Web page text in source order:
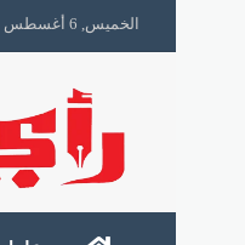
الخميس, 6 أغسطس 2026